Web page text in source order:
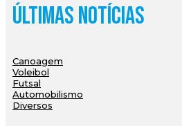
Últimas Notícias
Canoagem
Voleibol
Futsal
Automobilismo
Diversos